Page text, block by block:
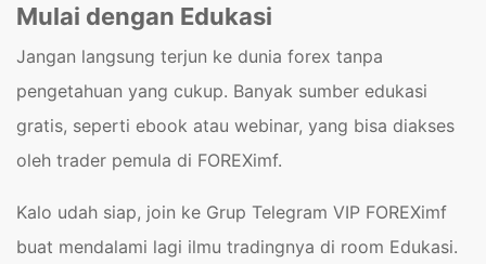
Mulai dengan Edukasi
Jangan langsung terjun ke dunia forex tanpa
pengetahuan yang cukup. Banyak sumber edukasi
gratis, seperti ebook atau webinar, yang bisa diakses
oleh trader pemula di FOREXimf.
Kalo udah siap, join ke Grup Telegram VIP FOREXimf
buat mendalami lagi ilmu tradingnya di room Edukasi.